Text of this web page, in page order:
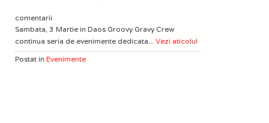
comentarii
Sambata, 3 Martie in Daos Groovy Gravy Crew
continua seria de evenimente dedicata... Vezi aticolul
Postat in Evenimente